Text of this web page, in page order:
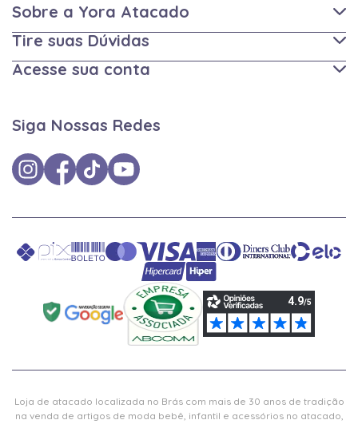
Sobre a Yora Atacado
Tire suas Dúvidas
Acesse sua conta
Siga Nossas Redes
Loja de atacado localizada no Brás com mais de 30 anos de tradição
na venda de artigos de moda bebê, infantil e acessórios no atacado,